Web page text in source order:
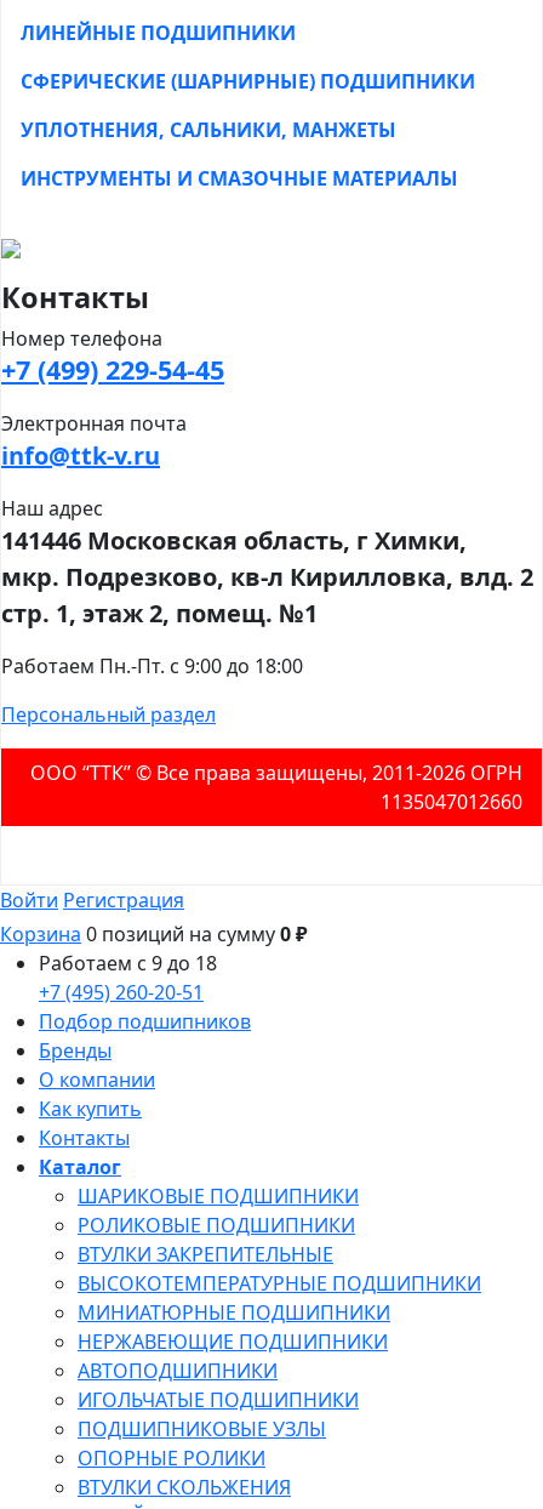
ЛИНЕЙНЫЕ ПОДШИПНИКИ
СФЕРИЧЕСКИЕ (ШАРНИРНЫЕ) ПОДШИПНИКИ
УПЛОТНЕНИЯ, САЛЬНИКИ, МАНЖЕТЫ
ИНСТРУМЕНТЫ И СМАЗОЧНЫЕ МАТЕРИАЛЫ
Контакты
Номер телефона
+7 (499) 229-54-45
Электронная почта
info@ttk-v.ru
Наш адрес
141446 Московская область, г Химки,
мкр. Подрезково, кв-л Кирилловка, влд. 2
стр. 1, этаж 2, помещ. №1
Работаем Пн.-Пт. с 9:00 до 18:00
Персональный раздел
ООО “ТТК” ©️ Все права защищены, 2011-2026 ОГРН
1135047012660
Войти Регистрация
Корзина 0 позиций на сумму0 ₽
Работаем с 9 до 18
+7 (495) 260-20-51
Подбор подшипников
Бренды
О компании
Как купить
Контакты
Каталог
ШАРИКОВЫЕ ПОДШИПНИКИ
РОЛИКОВЫЕ ПОДШИПНИКИ
ВТУЛКИ ЗАКРЕПИТЕЛЬНЫЕ
ВЫСОКОТЕМПЕРАТУРНЫЕ ПОДШИПНИКИ
МИНИАТЮРНЫЕ ПОДШИПНИКИ
НЕРЖАВЕЮЩИЕ ПОДШИПНИКИ
АВТОПОДШИПНИКИ
ИГОЛЬЧАТЫЕ ПОДШИПНИКИ
ПОДШИПНИКОВЫЕ УЗЛЫ
ОПОРНЫЕ РОЛИКИ
ВТУЛКИ СКОЛЬЖЕНИЯ